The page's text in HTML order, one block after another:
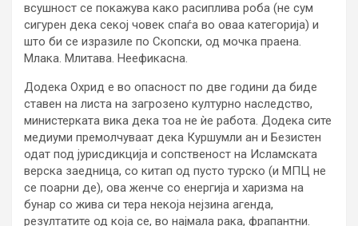
всушност се покажува како расиплива роба (не сум
сигурен дека секој човек спаѓа во оваа категорија) и
што би се изразиле по Скопски, од мочка праена.
Млака. Млитава. Неефикасна.
Додека Охрид е во опасност по две години да биде
ставен на листа на загрозено културно наследство,
министерката вика дека тоа не ѝе работа. Додека сите
медиуми премолчуваат дека Куршумли ан и Безистен
одат под јурисдикција и сопственост на Исламската
верска заедница, со китап од пусто турско (и МПЦ не
се поарни де), ова женче со енергија и харизма на
бунар со жива си тера некоја нејзина агенда,
резултатите од која се, во најмала рака, фрапантни.